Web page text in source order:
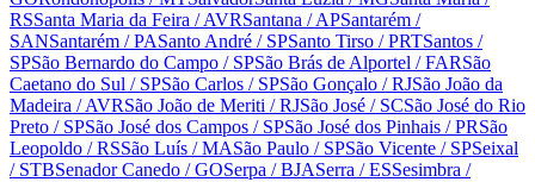
RSSanta Maria da Feira / AVRSantana / APSantarém /
SANSantarém / PASanto André / SPSanto Tirso / PRTSantos /
SPSão Bernardo do Campo / SPSão Brás de Alportel / FARSão
Caetano do Sul / SPSão Carlos / SPSão Gonçalo / RJSão João da
Madeira / AVRSão João de Meriti / RJSão José / SCSão José do Rio
Preto / SPSão José dos Campos / SPSão José dos Pinhais / PRSão
Leopoldo / RSSão Luís / MASão Paulo / SPSão Vicente / SPSeixal
/ STBSenador Canedo / GOSerpa / BJASerra / ESSesimbra /